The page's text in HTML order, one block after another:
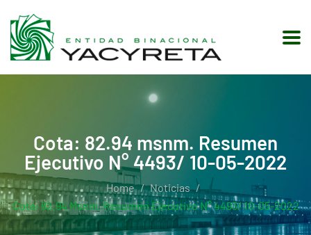
Cota: 82.94 msnm. Resumen
Ejecutivo N° 4493/ 10-05-2022
Home
Noticias
Cota: 82.94 Msnm. Resumen Ejecutivo N° 4493/ 10-05-2022